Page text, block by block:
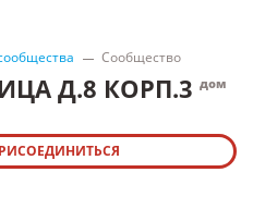
Сообщество
Д.8 КОРП.3 дом